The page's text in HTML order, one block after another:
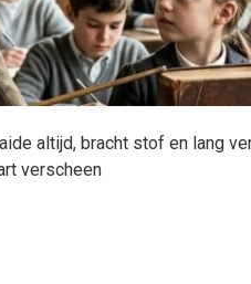
altijd, bracht stof en lang
verscheen